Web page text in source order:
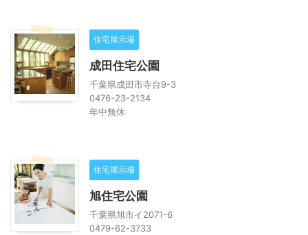
住宅展示場
成田住宅公園
千葉県成田市寺台9-3
0476-23-2134
年中無休
住宅展示場
旭住宅公園
千葉県旭市イ2071-6
0479-62-3733